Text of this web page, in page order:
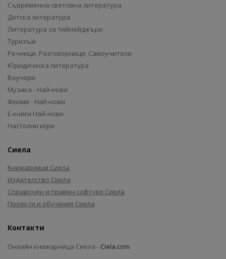
Съвременна световна литература
Детска литература
Литература за тийнейджъри
Туризъм
Речници, Разговорници, Самоучители
Юридическа литература
Ваучери
Музика - Най-нови
Филми - Най-нови
Е-книги Най-нови
Настолни игри
Сиела
Книжарници Сиела
Издателство Сиела
Справочен и правен софтуер Сиела
Проекти и обучения Сиела
Контакти
Онлайн книжарница Сиела - Ciela.com